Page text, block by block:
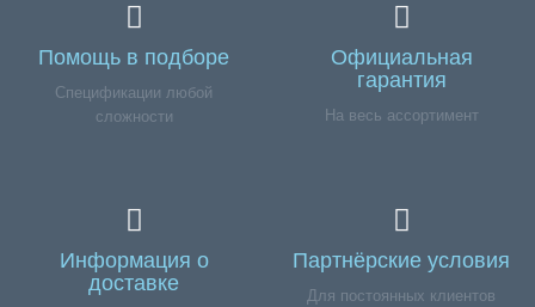
Помощь в подборе
Спецификации любой
сложности
Официальная
гарантия
На весь ассортимент
Информация о
доставке
Партнёрские условия
Для постоянных клиентов